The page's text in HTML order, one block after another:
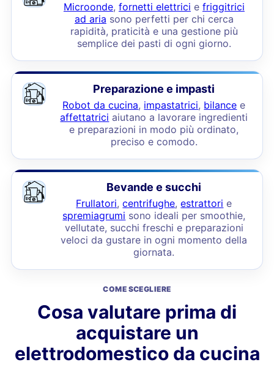
Microonde, fornetti elettrici e friggitrici
ad aria sono perfetti per chi cerca
rapidità, praticità e una gestione più
semplice dei pasti di ogni giorno.
Preparazione e impasti
Robot da cucina, impastatrici, bilance e
affettatrici aiutano a lavorare ingredienti
e preparazioni in modo più ordinato,
preciso e comodo.
Bevande e succhi
Frullatori,centrifughe,estrattori e
spremiagrumi sono ideali per smoothie,
vellutate, succhi freschi e preparazioni
veloci da gustare in ogni momento della
giornata.
COME SCEGLIERE
Cosa valutare prima di
acquistare un
elettrodomestico da cucina